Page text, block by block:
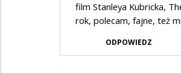
film Stanleya Kubricka,
rok, polecam, fajne, też
ODPOWIEDZ